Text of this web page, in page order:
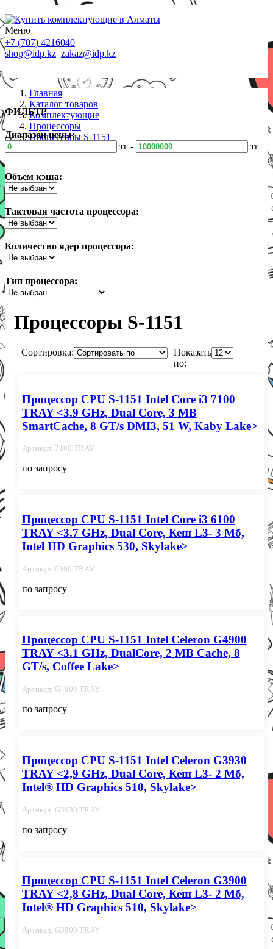
Меню
+7 (707) 4216040
shop@idp.kz zakaz@idp.kz
Главная
Каталог товаров
Комплектующие
Процессоры
Процессоры S-1151
ФИЛЬТР
Диапазон цены:
тг -
тг
Объем кэша:
Тактовая частота процессора:
Количество ядер процессора:
Тип процессора:
Процессоры S-1151
Сортировка:
Показать
по:
Процессор CPU S-1151 Intel Core i3 7100
TRAY <3.9 GHz, Dual Core, 3 MB
SmartCache, 8 GT/s DMI3, 51 W, Kaby Lake>
Артикул: 7100 TRAY
по запросу
Процессор CPU S-1151 Intel Core i3 6100
TRAY <3.7 GHz, Dual Core, Кеш L3- 3 Мб,
Intel HD Graphics 530, Skylake>
Артикул: 6100 TRAY
по запросу
Процессор CPU S-1151 Intel Celeron G4900
TRAY <3.1 GHz, DualCore, 2 MB Cache, 8
GT/s, Coffee Lake>
Артикул: G4900 TRAY
по запросу
Процессор CPU S-1151 Intel Celeron G3930
TRAY <2,9 GHz, Dual Core, Кеш L3- 2 Мб,
Intel® HD Graphics 510, Skylake>
Артикул: G3930 TRAY
по запросу
Процессор CPU S-1151 Intel Celeron G3900
TRAY <2,8 GHz, Dual Core, Кеш L3- 2 Мб,
Intel® HD Graphics 510, Skylake>
Артикул: G3900 TRAY